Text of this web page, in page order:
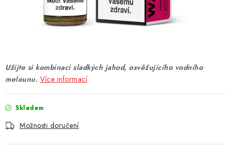
GRIPY & MODY
PŘÍSLUŠENSTVÍ
ZNAČKY
Vše o nákupu Jak reklamovat či vrátit zboží
Recenze
Užijte si kombinaci sladkých jahod, osvěžujícího vodního
melounu. Více informací
Skladem
Možnosti doručení